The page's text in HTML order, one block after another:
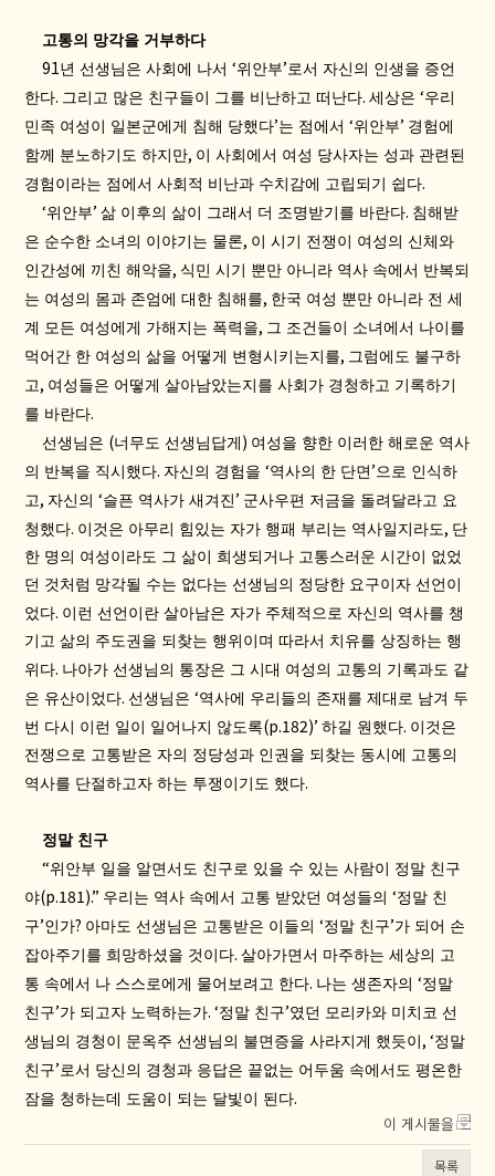
고통의 망각을 거부하다
91년 선생님은 사회에 나서‘위안부’ 로서 자신의 인생을 증언
한다. 그리고 많은 친구들이 그를 비난하고 떠난다.세상은‘우리
민족 여성이 일본군에게 침해 당했다’는 점에서‘위안부’ 경험에
함께 분노하기도 하지만, 이 사회에서 여성 당사자는 성과 관련된
경험이라는 점에서 사회적 비난과 수치감에 고립되기 쉽다.
‘위안부’삶 이후의 삶이 그래서 더 조명받기를 바란다. 침해받
은 순수한 소녀의 이야기는 물론, 이 시기 전쟁이 여성의 신체와
인간성에 끼친 해악을, 식민 시기 뿐만 아니라 역사 속에서 반복되
는 여성의 몸과 존엄에 대한 침해를, 한국 여성 뿐만 아니라 전 세
계 모든 여성에게 가해지는 폭력을, 그 조건들이 소녀에서 나이를
먹어간 한 여성의 삶을 어떻게 변형시키는지를, 그럼에도 불구하
고 , 여성들은 어떻게 살아남았는지를 사회가 경청하고 기록하기
를 바란다.
선생님은 (너무도 선생님답게 ) 여성을 향한 이러한 해로운 역사
의 반복을 직시했다. 자신의 경험을‘역사의 한 단면’ 으로 인식하
고 , 자신의‘슬픈 역사가 새겨진’ 군사우편 저금을 돌려달라고 요
청했다. 이것은 아무리 힘있는 자가 행패 부리는 역사일지라도 , 단
한 명의 여성이라도 그 삶이 희생되거나 고통스러운 시간이 없었
던 것처럼 망각될 수는 없다는 선생님의 정당한 요구이자 선언이
었다. 이런 선언이란 살아남은 자가 주체적으로 자신의 역사를 챙
기고 삶의 주도권을 되찾는 행위이며 따라서 치유를 상징하는 행
위다. 나아가 선생님의 통장은 그 시대 여성의 고통의 기록과도 같
은 유산이었다.선생님은‘역사에 우리들의 존재를 제대로 남겨 두
번 다시 이런 일이 일어나지 않도록(p.182)’하길 원했다. 이것은
전쟁으로 고통받은 자의 정당성과 인권을 되찾는 동시에 고통의
역사를 단절하고자 하는 투쟁이기도 했다.
정말 친구
“위안부 일을 알면서도 친구로 있을 수 있는 사람이 정말 친구
야(p.181).” 우리는 역사 속에서 고통 받았던 여성들의‘정말 친
구’인가? 아마도 선생님은 고통받은 이들의‘정말 친구’가 되어 손
잡아주기를 희망하셨을 것이다.살아가면서 마주하는 세상의 고
통 속에서 나 스스로에게 물어보려고 한다. 나는 생존자의‘정말
친구’가 되고자 노력하는가. ‘정말 친구’였던 모리카와 미치코 선
생님의 경청이 문옥주 선생님의 불면증을 사라지게 했듯이 , ‘정말
친구’ 로서 당신의 경청과 응답은 끝없는 어두움 속에서도 평온한
잠을 청하는데 도움이 되는 달빛이 된다.
이 게시물을
목록